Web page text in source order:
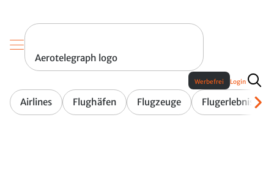
Aerotelegraph logo
Airlines Flughäfen Flugzeuge Flugerlebnis
Werbefrei Login